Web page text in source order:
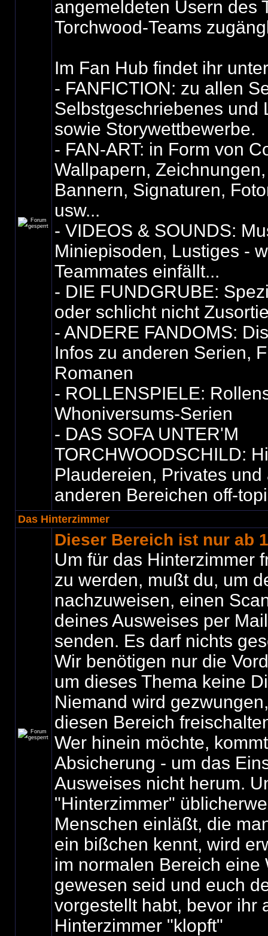
angemeldeten Usern des
Torchwood-Teams
Im Fan Hub findet ihr
- FANFICTION: zu allen
Selbstgeschriebenes und
sowie Storywettbewerbe.
- FAN-ART: in Form von
Wallpapern,
Bannern, Signaturen,
usw...
- VIDEOS & SOUNDS:
Miniepisoden, Lustiges -
Teammates einfällt...
- DIE FUNDGRUBE:
oder schlicht nicht
- ANDERE FANDOMS:
Infos zu anderen Serien,
Romanen
- ROLLENSPIELE:
Whoniversums-Serien
- DAS SOFA UNTER'M
TORCHWOODSCHILD:
Plaudereien, Privates
anderen Bereichen off-
Das Hinterzimmer
Dieser Bereich ist nur ab
Um für das Hinterzimmer
zu werden, mußt du, um
nachzuweisen, einen
deines Ausweises per
senden. Es darf nichts
Wir benötigen nur die
um dieses Thema keine
Niemand wird
diesen Bereich
Wer hinein möchte,
Absicherung - um das
Ausweises nicht herum.
"Hinterzimmer"
Menschen einläßt, die
ein bißchen kennt, wird
im normalen Bereich eine
gewesen seid und euch
vorgestellt habt, bevor ihr
Hinterzimmer "klopft"